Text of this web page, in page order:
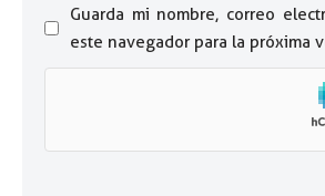
Guarda mi nombre, correo
este navegador para la próxima